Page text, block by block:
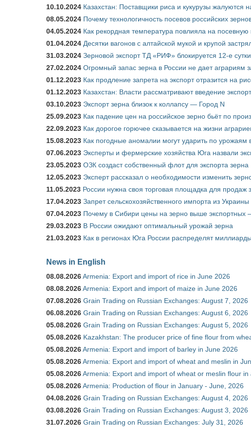
10.10.2024 Казахстан: Поставщики риса и кукурузы жалуются
08.05.2024 Почему технологичность посевов российских
04.05.2024 Как рекордная температура повлияла на
01.04.2024 Десятки вагонов с алтайской мукой и крупой
31.03.2024 Зерновой экспорт ТД «РИФ» блокируется 12-е
27.02.2024 Огромный запас зерна в России не дает аграриям
01.12.2023 Как продление запрета на экспорт отразится на
01.12.2023 Казахстан: Власти рассматривают введение
03.10.2023 Экспорт зерна близок к коллапсу — Город N
25.09.2023 Как падение цен на российское зерно бьёт по
22.09.2023 Как дорогое горючее сказывается на жизни
15.08.2023 Как погодные аномалии могут ударить по урожаям
07.06.2023 Эксперты и фермерские хозяйства Юга назвали
23.05.2023 ОЗК создаст собственный флот для экспорта зерна
12.05.2023 Эксперт рассказал о необходимости изменить
11.05.2023 России нужна своя торговая площадка для
17.04.2023 Запрет сельскохозяйственного импорта из
07.04.2023 Почему в Сибири цены на зерно выше
29.03.2023 В России ожидают оптимальный урожай зерна
21.03.2023 Как в регионах Юга России распределят
News in English
08.08.2026Armenia: Export and import of rice in June 2026
08.08.2026Armenia: Export and import of maize in June 2026
07.08.2026 Grain Trading on Russian Exchanges: August 7, 2026
06.08.2026 Grain Trading on Russian Exchanges: August 6, 2026
05.08.2026 Grain Trading on Russian Exchanges: August 5, 2026
05.08.2026 Kazakhstan: The producer price of fine flour from
05.08.2026Armenia: Export and import of barley in June 2026
05.08.2026Armenia: Export and import of wheat and meslin in
05.08.2026Armenia: Export and import of wheat or meslin flour in
05.08.2026Armenia: Production of flour in January - June, 2026
04.08.2026 Grain Trading on Russian Exchanges: August 4, 2026
03.08.2026 Grain Trading on Russian Exchanges: August 3, 2026
31.07.2026 Grain Trading on Russian Exchanges: July 31, 2026